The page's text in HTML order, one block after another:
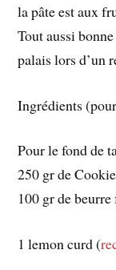
la pâte est aux
Tout aussi
palais lors d’un
Ingrédients
Pour le fond de
250 gr de
100 gr de
1 lemon curd (